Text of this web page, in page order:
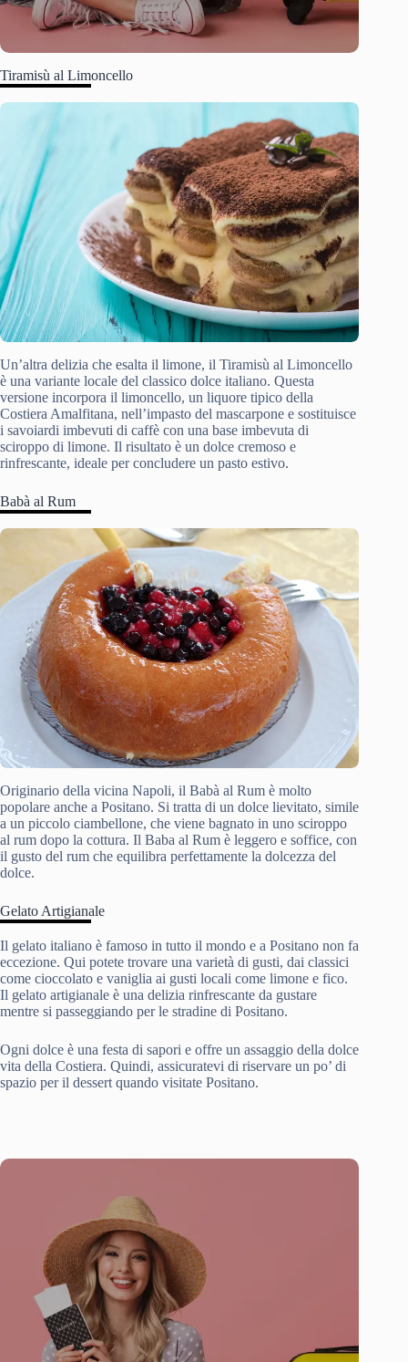
Tiramisù al Limoncello
Un’altra delizia che esalta il limone, il Tiramisù al Limoncello
è una variante locale del classico dolce italiano. Questa
versione incorpora il limoncello, un liquore tipico della
Costiera Amalfitana, nell’impasto del mascarpone e sostituisce
i savoiardi imbevuti di caffè con una base imbevuta di
sciroppo di limone. Il risultato è un dolce cremoso e
rinfrescante, ideale per concludere un pasto estivo.
Babà al Rum
Originario della vicina Napoli, il Babà al Rum è molto
popolare anche a Positano. Si tratta di un dolce lievitato, simile
a un piccolo ciambellone, che viene bagnato in uno sciroppo
al rum dopo la cottura. Il Baba al Rum è leggero e soffice, con
il gusto del rum che equilibra perfettamente la dolcezza del
dolce.
Gelato Artigianale
Il gelato italiano è famoso in tutto il mondo e a Positano non fa
eccezione. Qui potete trovare una varietà di gusti, dai classici
come cioccolato e vaniglia ai gusti locali come limone e fico.
Il gelato artigianale è una delizia rinfrescante da gustare
mentre si passeggiando per le stradine di Positano.
Ogni dolce è una festa di sapori e offre un assaggio della dolce
vita della Costiera. Quindi, assicuratevi di riservare un po’ di
spazio per il dessert quando visitate Positano.